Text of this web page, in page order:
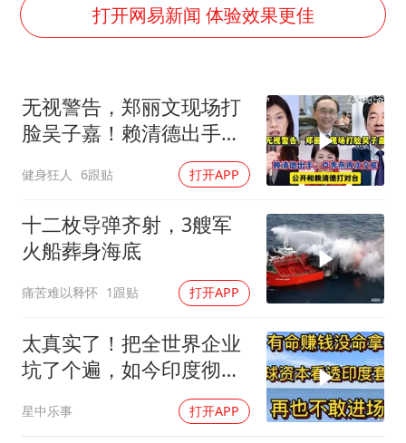
曹颖儿子首次演长剧
总书记点赞的非遗苗绣焕发新生机
打开网易新闻 体验效果更佳
无视警告，郑丽文现场打
脸吴子嘉！赖清德出手，
健身狂人 6跟贴 打开APP
十二枚导弹齐射，3艘军
火船葬身海底
痛苦难以释怀 1跟贴 打开APP
太真实了！把全世界企业
坑了个遍，如今印度彻底
星中乐事 打开APP